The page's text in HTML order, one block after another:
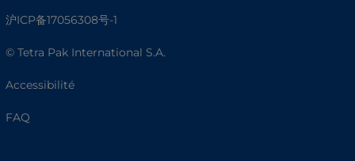
沪ICP备17056308号-1
© Tetra Pak International S.A.
Accessibilité
FAQ